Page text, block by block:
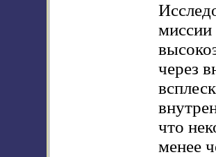
через
что
менее